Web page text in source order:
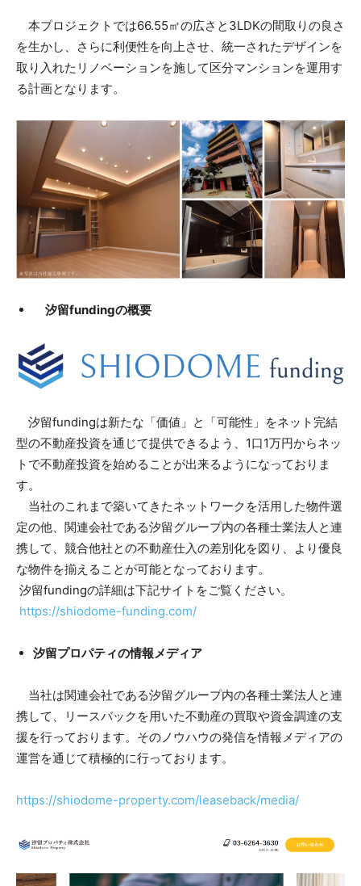
本プロジェクトでは66.55㎡の広さと3LDKの間取りの良さ
を生かし、さらに利便性を向上させ、統一されたデザインを
取り入れたリノベーションを施して区分マンションを運用す
る計画となります。
汐留fundingの概要
汐留fundingは新たな「価値」と「可能性」をネット完結
型の不動産投資を通じて提供できるよう、1口1万円からネッ
トで不動産投資を始めることが出来るようになっておりま
す。
当社のこれまで築いてきたネットワークを活用した物件選
定の他、関連会社である汐留グループ内の各種士業法人と連
携して、競合他社との不動産仕入の差別化を図り、より優良
な物件を揃えることが可能となっております。
汐留fundingの詳細は下記サイトをご覧ください。
https://shiodome-funding.com/
汐留プロパティの情報メディア
当社は関連会社である汐留グループ内の各種士業法人と連
携して、リースバックを用いた不動産の買取や資金調達の支
援を行っております。そのノウハウの発信を情報メディアの
運営を通じて積極的に行っております。
https://shiodome-property.com/leaseback/media/